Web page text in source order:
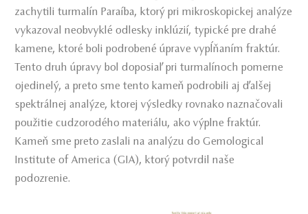
zachytili turmalín Paraíba, ktorý pri mikroskopickej analýze
vykazoval neobvyklé odlesky inklúzií, typické pre drahé
kamene, ktoré boli podrobené úprave vypĺňaním fraktúr.
Tento druh úpravy bol doposiaľ pri turmalínoch pomerne
ojedinelý, a preto sme tento kameň podrobili aj ďalšej
spektrálnej analýze, ktorej výsledky rovnako naznačovali
použitie cudzorodého materiálu, ako výplne fraktúr.
Kameň sme preto zaslali na analýzu do Gemological
Institute of America (GIA), ktorý potvrdil naše
podozrenie.